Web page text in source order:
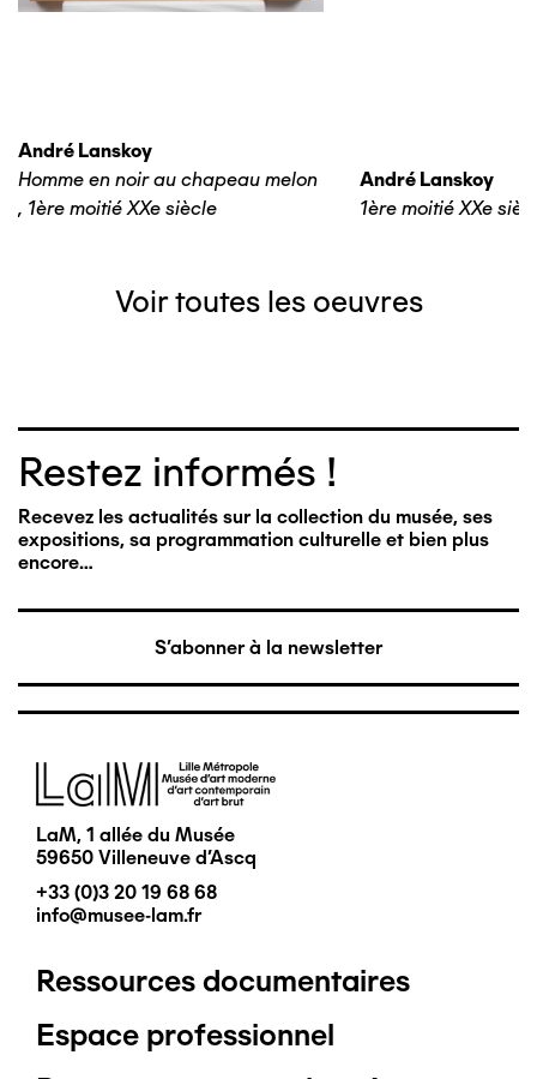
André Lanskoy
Homme en noir au chapeau melon
, 1ère moitié XXe siècle
André Lanskoy
1ère moitié XXe
Voir toutes les oeuvres
Restez informés !
Recevez les actualités sur la collection du musée, ses
expositions, sa programmation culturelle et bien plus
encore…
S'abonner à la newsletter
Image
LaM, 1 allée du Musée
59650 Villeneuve d'Ascq
+33 (0)3 20 19 68 68
info@musee-lam.fr
Pied
de
Ressources documentaires
Espace professionnel